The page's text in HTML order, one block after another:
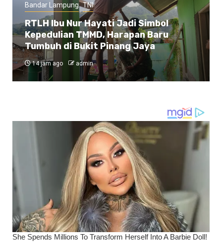
Bandar Lampung TNI
RTLH Ibu Nur Hayati Jadi Simbol
Kepedulian TMMD, Harapan Baru
Tumbuh di Bukit Pinang Jaya
14 jam ago admin